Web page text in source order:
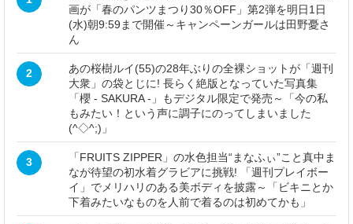
画が「春のパンツまつり30％OFF」第2弾を明日1日
(水)朝9:59まで開催～キャンペーンガールは田野憂さ
ん
2
あの桜樹ルイ(55)の28年ぶりの全裸ショットが「週刊
大衆」の袋とじに! 長らく絶版となっていた写真集
「櫻 - SAKURA -」もデジタル限定で発売～「今の私
もみたい！という声に調子にのってしまいました
(^◇^;)」
3
「FRUITS ZIPPER」の水色担当“まなふぃ”こと真中ま
なが待望の初水着グラビアに挑戦! 「週刊プレイボー
イ」でメリハリのある美ボディを披露～「ビキニとか
下着みたいなものを人前で着るのは初めてかも」